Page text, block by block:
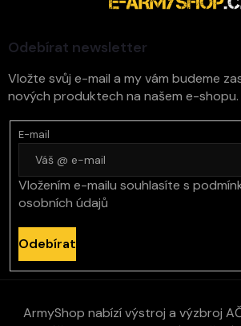
Odebírat newsletter
Vložte svůj e-mail a my vám budeme
nových produktech na našem e-shopu.
E-mail
Vložením e-mailu souhlasíte s
osobních údajů
Odebírat
ArmyShop nabízí výstroj a výzbroj